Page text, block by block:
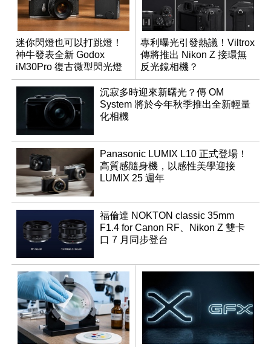
迷你閃燈也可以打跳燈！
神牛發表全新 Godox
iM30Pro 復古微型閃光燈
專利曝光引發熱議！Viltrox
傳將推出 Nikon Z 接環無
反光鏡相機？
沉寂多時迎來新曙光？傳 OM
System 將於今年秋季推出全新輕量
化相機
Panasonic LUMIX L10 正式登場！
高質感隨身機，以感性美學迎接
LUMIX 25 週年
福倫達 NOKTON classic 35mm
F1.4 for Canon RF、Nikon Z 雙卡
口 7 月同步登台